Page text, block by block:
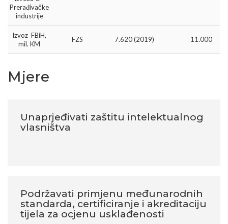
Prerađivačke
industrije
Izvoz FBiH,
mil. KM
FZS 7.620 (2019) 11.000
Mjere
Unaprjeđivati zaštitu intelektualnog
vlasništva
Podržavati primjenu međunarodnih
standarda, certificiranje i akreditaciju
tijela za ocjenu usklađenosti